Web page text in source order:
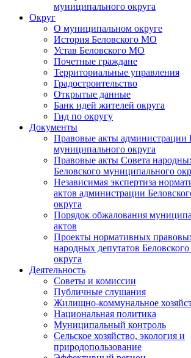
муниципального округа
Округ
О муниципальном округе
История Беловского МО
Устав Беловского МО
Почетные граждане
Территориальные управления
Градостроительство
Открытые данные
Банк идей жителей округа
Гид по округу
Документы
Правовые акты администрации
муниципального округа
Правовые акты Совета
Беловского муниципального
Независимая экспертиза
актов администрации
округа
Порядок обжалования
актов
Проекты нормативных
народных депутатов
округа
Деятельность
Советы и комиссии
Публичные слушания
Жилищно-коммунальное
Национальная политика
Муниципальный контроль
Сельское хозяйство, экология и
природопользование